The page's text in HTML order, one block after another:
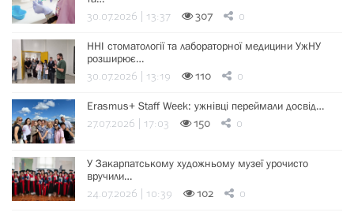
30.07.2026 | 13:37 307 0
ННІ стоматології та лабораторної медицини УжНУ
розширює…
30.07.2026 | 13:19 110 0
Erasmus+ Staff Week: ужнівці переймали досвід…
27.07.2026 | 17:03 150 0
У Закарпатському художньому музеї урочисто
вручили…
24.07.2026 | 10:39 102 0